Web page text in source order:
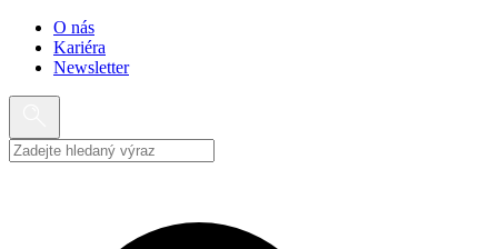
O nás
Kariéra
Newsletter